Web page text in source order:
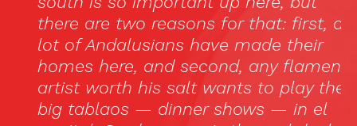
there are two reasons for that: first, a
lot of Andalusians have made their
homes here, and second, any flamenco
artist worth his salt wants to play the
big tablaos — dinner shows — in el